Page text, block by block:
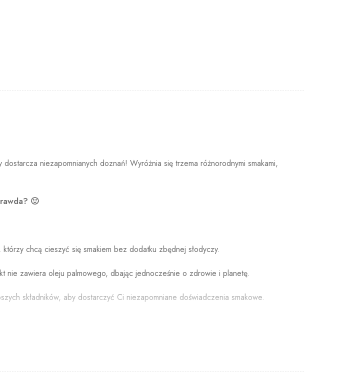
niezapomnianych doznań! Wyróżnia się trzema różnorodnymi smakami,
🙂
chcą cieszyć się smakiem bez dodatku zbędnej słodyczy.
nie zawiera oleju palmowego, dbając jednocześnie o zdrowie i planetę.
składników, aby dostarczyć Ci niezapomniane doświadczenia smakowe.